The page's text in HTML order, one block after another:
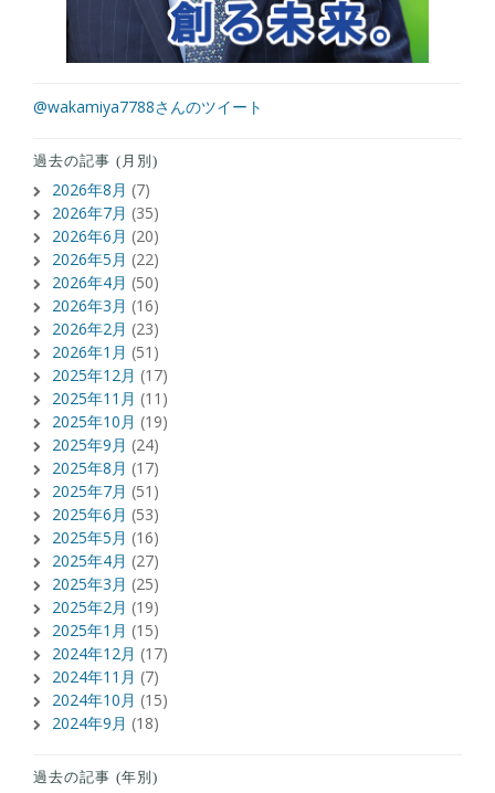
@wakamiya7788さんのツイート
過去の記事 (月別)
2026年8月 (7)
2026年7月 (35)
2026年6月 (20)
2026年5月 (22)
2026年4月 (50)
2026年3月 (16)
2026年2月 (23)
2026年1月 (51)
2025年12月 (17)
2025年11月 (11)
2025年10月 (19)
2025年9月 (24)
2025年8月 (17)
2025年7月 (51)
2025年6月 (53)
2025年5月 (16)
2025年4月 (27)
2025年3月 (25)
2025年2月 (19)
2025年1月 (15)
2024年12月 (17)
2024年11月 (7)
2024年10月 (15)
2024年9月 (18)
過去の記事 (年別)